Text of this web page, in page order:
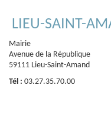
LIEU-SAINT-
Mairie
Avenue de la République
59111 Lieu-Saint-Amand
Tél : 03.27.35.70.00